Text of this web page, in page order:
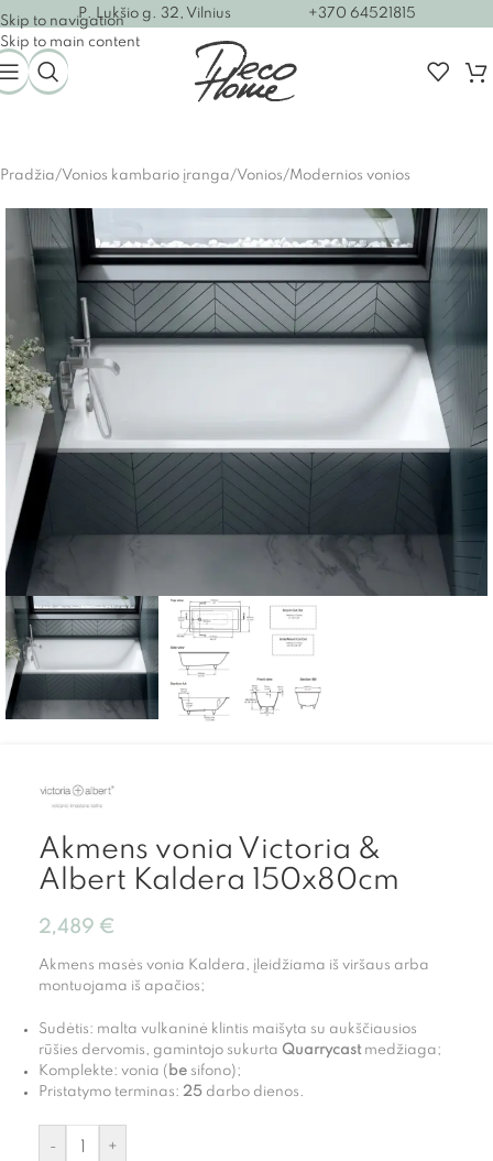
Skip to navigation
Skip to main content
P. Lukšio g. 32, Vilnius +370 64521815
Pradžia/Vonios kambario įranga/Vonios/Modernios vonios
Akmens vonia Victoria &
Albert Kaldera 150x80cm
2,489 €
Akmens masės vonia Kaldera, įleidžiama iš viršaus arba
montuojama iš apačios;
Sudėtis: malta vulkaninė klintis maišyta su aukščiausios
rūšies dervomis, gamintojo sukurta Quarrycastmedžiaga;
Komplekte: vonia ( be sifono);
Pristatymo terminas: 25 darbo dienos.
- +